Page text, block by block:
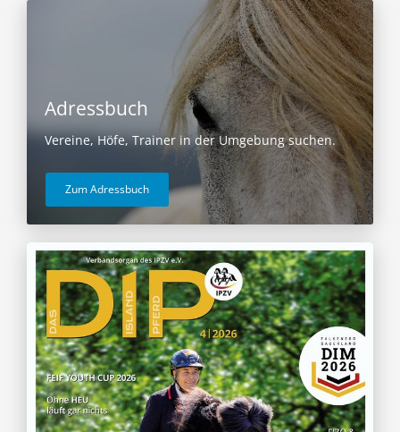
Adressbuch
Vereine, Höfe, Trainer in der Umgebung suchen.
Zum Adressbuch